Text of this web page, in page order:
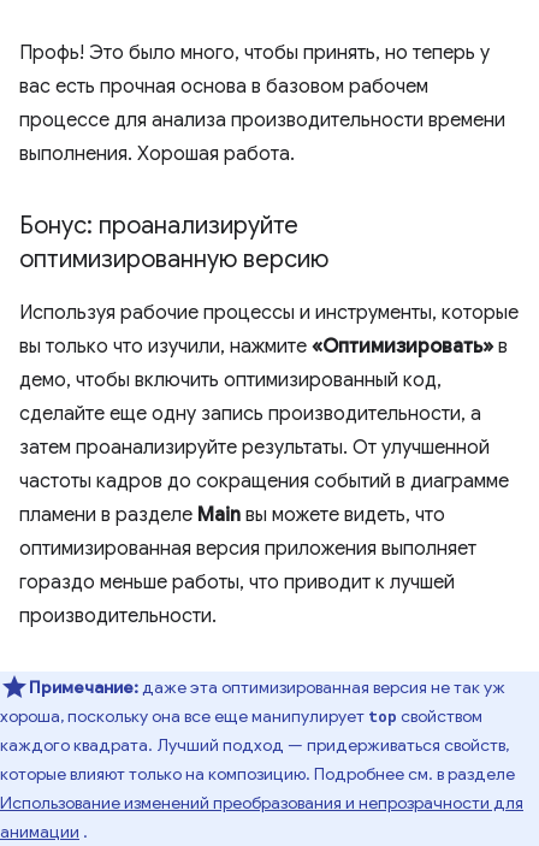
Профь! Это было много, чтобы принять, но теперь у
вас есть прочная основа в базовом рабочем
процессе для анализа производительности времени
выполнения. Хорошая работа.
Бонус: проанализируйте
оптимизированную версию
Используя рабочие процессы и инструменты, которые
вы только что изучили, нажмите «Оптимизировать» в
демо, чтобы включить оптимизированный код,
сделайте еще одну запись производительности, а
затем проанализируйте результаты. От улучшенной
частоты кадров до сокращения событий в диаграмме
пламени в разделе Main вы можете видеть, что
оптимизированная версия приложения выполняет
гораздо меньше работы, что приводит к лучшей
производительности.
Примечание:даже эта оптимизированная версия не так уж
хороша, поскольку она все еще манипулирует top свойством
каждого квадрата. Лучший подход — придерживаться свойств,
которые влияют только на композицию. Подробнее см. в разделе
Использование изменений преобразования и непрозрачности для
анимации .